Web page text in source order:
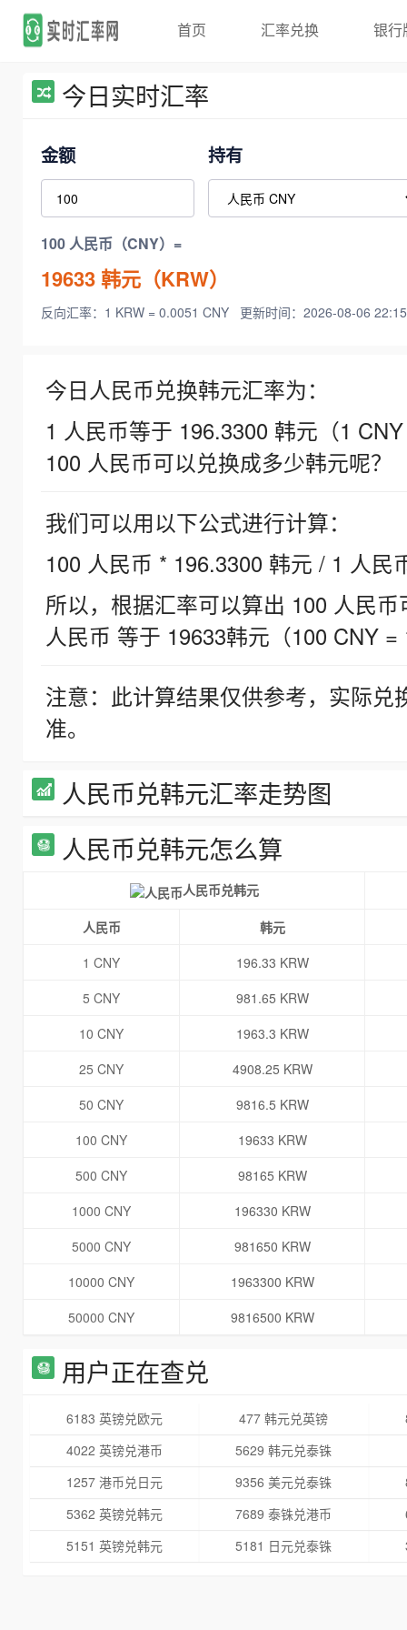
首页 汇率兑换 银行
今日实时汇率
金额 持有
100 人民币（CNY）=
19633韩元（KRW）
反向汇率：1 KRW = 0.0051 CNY 更新时间：2026-08-06
今日人民币兑换韩元汇率为：
1 人民币等于 196.3300 韩元（1
100 人民币可以兑换成多少韩元呢？
我们可以用以下公式进行计算：
100 人民币 * 196.3300 韩元 / 1 人民
所以，根据汇率可以算出 100 人民
人民币 等于 19633韩元（100 CNY =
注意：此计算结果仅供参考，实际
准。
人民币兑韩元汇率走势图
人民币兑韩元怎么算
人民币兑韩元
人民币
韩元
1 CNY
196.33 KRW
5 CNY
981.65 KRW
10 CNY
1963.3 KRW
25 CNY
4908.25 KRW
50 CNY
9816.5 KRW
100 CNY
19633 KRW
500 CNY
98165 KRW
1000 CNY
196330 KRW
5000 CNY
981650 KRW
10000 CNY
1963300 KRW
50000 CNY
9816500 KRW
用户正在查兑
6183 英镑兑欧元 477 韩元兑英镑
4022 英镑兑港币
5629 韩元兑泰铢
1257 港币兑日元
9356 美元兑泰铢
5362 英镑兑韩元
7689 泰铢兑港币
5151 英镑兑韩元
5181 日元兑泰铢